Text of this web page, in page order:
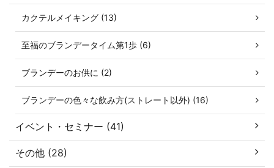
カクテルメイキング (13)
至福のブランデータイム第1歩 (6)
ブランデーのお供に (2)
ブランデーの色々な飲み方(ストレート以外) (16)
イベント・セミナー (41)
その他 (28)